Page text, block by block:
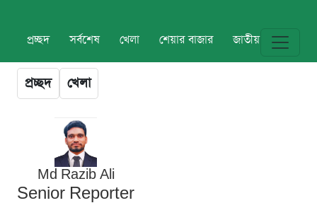
প্রচ্ছদ সর্বশেষ খেলা শেয়ার বাজার জাতীয় বিশ্ব
প্রচ্ছদ খেলা
Md Razib Ali
Senior Reporter